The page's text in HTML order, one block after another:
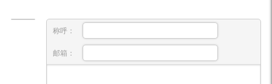
称呼：
邮箱：